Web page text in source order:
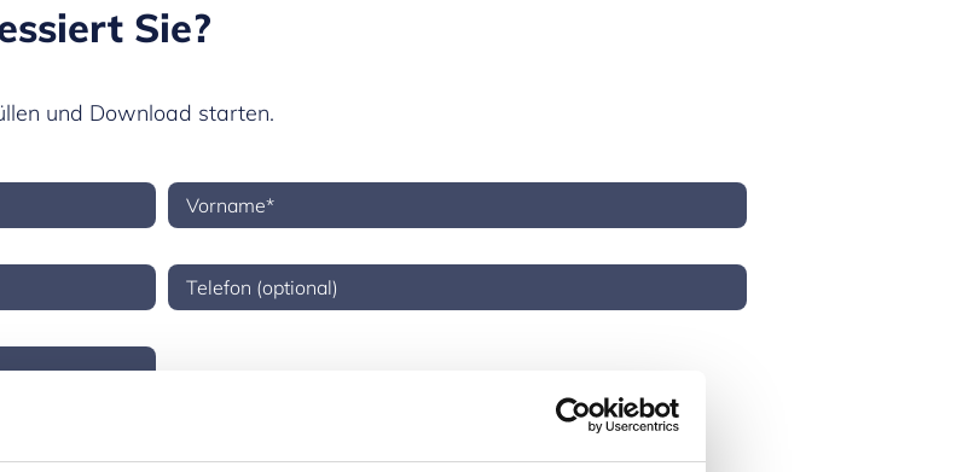
Sie?
und Download starten.